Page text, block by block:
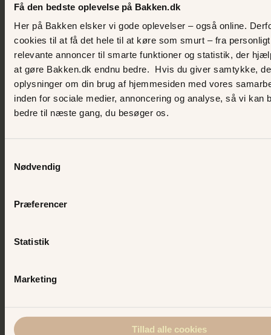
Få den bedste oplevelse på Bakken.dk
Her på Bakken elsker vi gode oplevelser – også online.
cookies til at få det hele til at køre som smurt – fra
relevante annoncer til smarte funktioner og statistik, der
at gøre Bakken.dk endnu bedre. Hvis du giver samtykke,
oplysninger om din brug af hjemmesiden med vores
inden for sociale medier, annoncering og analyse, så vi kan
bedre til næste gang, du besøger os.
Nødvendig
Præferencer
Statistik
Marketing
Tillad alle cookies
de smukke stuer hjemme hos selveste Korsbæks
bankdirektør. I privaten hos bankdirektør Varnæs er
intet overladt til tilfældighederne. De fine møbler er
nydeligt arrangeret, tæpperne er banket, og alt står
på deres rette pladshos Varnæs.
Til frokost serveres det store kolde bord, hvor der
kan nydes adskillige serveringer med klassiske
middag i bankdirektørens smukke stuer. De bydes
serveres en fire retters menu med det bedste fra
oplevelse, kan De komme til et overdådigt
når de inviterer til festtaffel, er der ingen smalle
Skjerns Magasin
hyggelig beværtning. Her byder Mads Skjern